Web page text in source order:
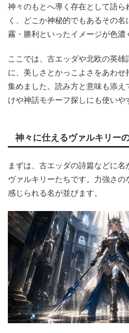
神々のもとへ導く存在として語ら
く、どこか神秘的でもあるその名
霧・勝利といったイメージが色濃
ここでは、古エッダや北欧の英
に、美しさとかっこよさをあわせ
集めました。読み方と意味も添え
けや神話モチーフ探しにも使いや
神々に仕えるヴァルキリー
まずは、古エッダの詩篇などに名
ヴァルキリーたちです。力強さ
感じられる名が並びます。